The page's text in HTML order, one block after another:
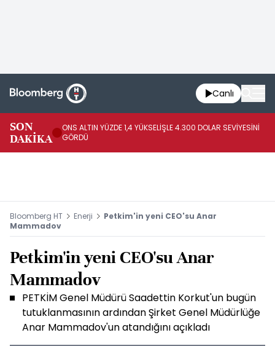
Canlı
SON
DAKİKA
ONS ALTIN YÜZDE 1,4 YÜKSELİŞLE 4.300 DOLAR SEVİYESİNİ
GÖRDÜ
Bloomberg HT Enerji
Petkim'in yeni CEO'su Anar
Mammadov
Petkim'in yeni CEO'su Anar
Mammadov
PETKİM Genel Müdürü Saadettin Korkut'un bugün
tutuklanmasının ardından Şirket Genel Müdürlüğe
Anar Mammadov'un atandığını açıkladı